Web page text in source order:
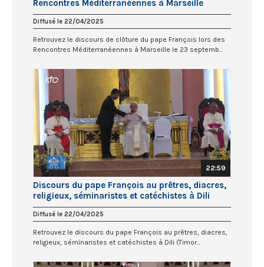
Rencontres Méditerranéennes à Marseille
(23/09/2023)
Diffusé le 22/04/2025
Retrouvez le discours de clôture du pape François lors des
Rencontres Méditerranéennes à Marseille le 23 septemb...
22:59
Discours du pape François au prêtres, diacres,
religieux, séminaristes et catéchistes à Dili
Diffusé le 22/04/2025
Retrouvez le discours du pape François au prêtres, diacres,
religieux, séminaristes et catéchistes à Dili (Timor...